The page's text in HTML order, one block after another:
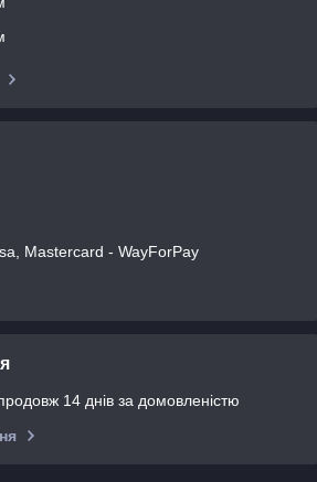
Mastercard - WayForPay
14 днів за домовленістю